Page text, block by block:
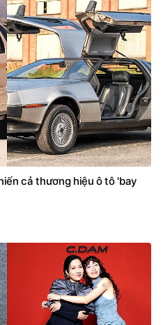
cả thương hiệu ô tô 'bay